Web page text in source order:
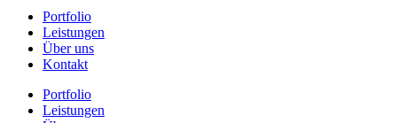
Portfolio
Leistungen
Über uns
Kontakt
Portfolio
Leistungen